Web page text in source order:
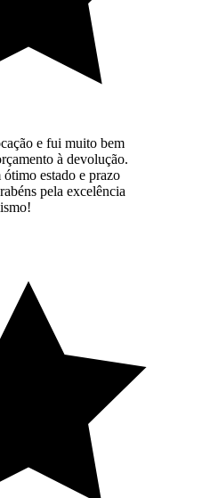
e fui muito bem
à devolução.
estado e prazo
pela excelência